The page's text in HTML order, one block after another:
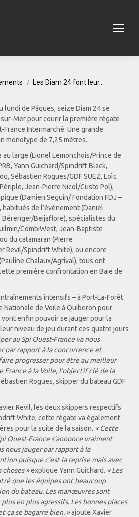
Les Diam 24 font leur…
lundi de Pâques, seize Diam 24 se
Mer pour courir la première régate
France Intermarché. Une grande
monotype de 7,25 mètres.
au large (Lionel Lemonchois/Prince de
Yann Guichard/Spindrift Black,
Sébastien Rogues/GDF SUEZ, Loïc
Jean-Pierre Nicol/Custo Pol),
(Damien Seguin/ Fondation FDJ –
habitués de l’événement (Daniel
Bérenger/Beijaflore), spécialistes du
CombiWest, Jean-Baptiste
du catamaran (Pierre
Revil/Spindrift White), ou encore
Chalaux/Agrival), tous ont
première confrontation en Baie de
intensifs – à Port-La-Forêt
Nationale de Voile à Quiberon pour
vont enfin pouvoir se jauger pour la
niveau de jeu durant ces quatre jours
au Spi Ouest-France va nous
par rapport à la concurrence et
progresser pour être au meilleur
France à la Voile, l’objectif clé de la
Rogues, skipper du bateau GDF
Revil, les deux skippers respectifs
White, cette régate va également
pour la suite de la saison. « Cette
Ouest-France s’annonce vraiment
nous jauger par rapport à la
puisque c’est la reprise mais avec
choses »explique Yann Guichard. « Les
que les équipes ont beaucoup
du bateau. Les manœuvres sont
en plus agressifs. Les bonnes places
ça se bagarre bien. »ajoute Xavier